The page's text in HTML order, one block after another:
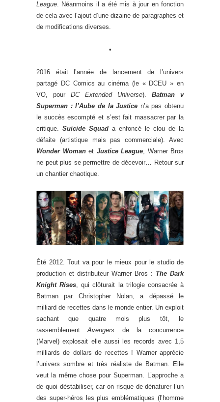
League. Néanmoins il a été mis à jour en fonction
de cela avec l’ajout d’une dizaine de paragraphes et
de modifications diverses.
•
2016 était l’année de lancement de l’univers
partagé DC Comics au cinéma (le « DCEU » en
VO, pour DC Extended Universe). Batman v
Superman : l’Aube de la Justice n’a pas obtenu
le succès escompté et s’est fait massacrer par la
critique. Suicide Squad a enfoncé le clou de la
défaite (artistique mais pas commerciale). Avec
Wonder Womanet Justice League, Warner Bros
ne peut plus se permettre de décevoir… Retour sur
un chantier chaotique.
Été 2012. Tout va pour le mieux pour le studio de
production et distributeur Warner Bros : The Dark
Knight Rises , qui clôturait la trilogie consacrée à
Batman par Christopher Nolan, a dépassé le
milliard de recettes dans le monde entier. Un exploit
sachant que quatre mois plus tôt, le
rassemblement Avengers de la concurrence
(Marvel) explosait elle aussi les records avec 1,5
milliards de dollars de recettes ! Warner apprécie
l’univers sombre et très réaliste de Batman. Elle
veut la même chose pour Superman. L’approche a
de quoi déstabiliser, car on risque de dénaturer l’un
des super-héros les plus emblématiques (l’homme